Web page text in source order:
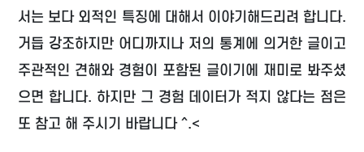
서는 보다 외적인 특징에 대해서 이야기해드리려 합니다.
거듭 강조하지만 어디까지나 저의 통계에 의거한 글이고
주관적인 견해와 경험이 포함된 글이기에 재미로 봐주셨
으면 합니다. 하지만 그 경험 데이터가 적지 않다는 점은
또 참고 해 주시기 바랍니다 ^.<